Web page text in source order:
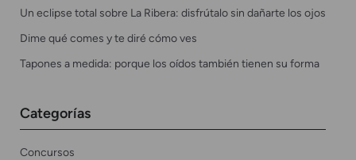
Un eclipse total sobre La Ribera: disfrútalo sin dañarte los ojos
Dime qué comes y te diré cómo ves
Tapones a medida: porque los oídos también tienen su forma
Categorías
Concursos